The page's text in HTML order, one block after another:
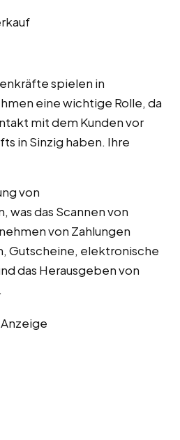
spielen in
eine wichtige Rolle, da
mit dem Kunden vor
in Sinzig haben. Ihre
von
was das Scannen von
von Zahlungen
Gutscheine, elektronische
das Herausgeben von
Anzeige